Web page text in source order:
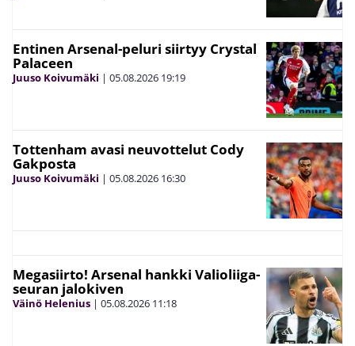
Entinen Arsenal-peluri siirtyy Crystal
Palaceen
Juuso Koivumäki | 05.08.2026 19:19
Tottenham avasi neuvottelut Cody
Gakposta
Juuso Koivumäki | 05.08.2026 16:30
Megasiirto! Arsenal hankki Valioliiga-
seuran jalokiven
Väinö Helenius | 05.08.2026 11:18